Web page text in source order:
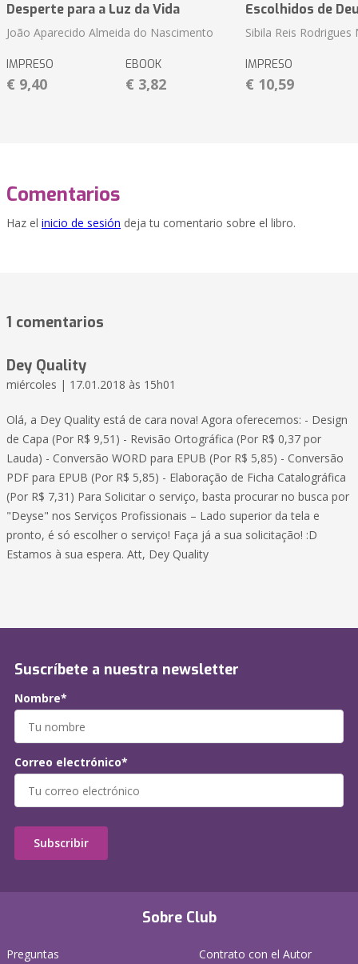
Desperte para a Luz da Vida
João Aparecido Almeida do Nascimento
IMPRESO
€ 9,40
EBOOK
€ 3,82
Escolhidos de
Sibila Reis
IMPRESO
€ 10,59
Comentarios
Haz el inicio de sesión deja tu comentario sobre el libro.
1 comentarios
Dey Quality
miércoles | 17.01.2018 às 15h01
Olá, a Dey Quality está de cara nova! Agora oferecemos: - Design
de Capa (Por R$ 9,51) - Revisão Ortográfica (Por R$ 0,37 por
Lauda) - Conversão WORD para EPUB (Por R$ 5,85) - Conversão
PDF para EPUB (Por R$ 5,85) - Elaboração de Ficha Catalográfica
(Por R$ 7,31) Para Solicitar o serviço, basta procurar no busca por
"Deyse" nos Serviços Profissionais – Lado superior da tela e
pronto, é só escolher o serviço! Faça já a sua solicitação! :D
Estamos à sua espera. Att, Dey Quality
Sobre Club
Preguntas
Contrato con el Autor
Suscríbete a nuestra newsletter
Nombre*
Correo electrónico*
Subscribir